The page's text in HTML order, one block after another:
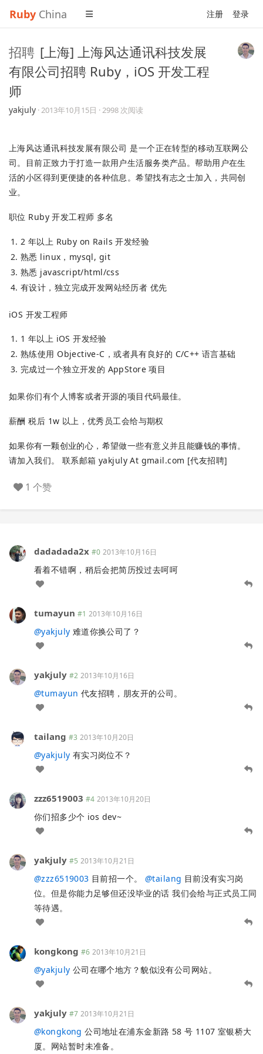
Ruby China 注册 登录
招聘 [上海] 上海风达通讯科技发展
有限公司招聘 Ruby，iOS 开发工程
师
yakjuly ·2013年10月15日 · 2998 次阅读
上海风达通讯科技发展有限公司 是一个正在转型的移动互联网公
司。目前正致力于打造一款用户生活服务类产品。帮助用户在生
活的小区得到更便捷的各种信息。希望找有志之士加入，共同创
业。
职位 Ruby 开发工程师 多名
2 年以上 Ruby on Rails 开发经验
熟悉 linux，mysql, git
熟悉 javascript/html/css
有设计，独立完成开发网站经历者 优先
iOS 开发工程师
1 年以上 iOS 开发经验
熟练使用 Objective-C，或者具有良好的 C/C++ 语言基础
完成过一个独立开发的 AppStore 项目
如果你们有个人博客或者开源的项目代码最佳。
薪酬 税后 1w 以上，优秀员工会给与期权
如果你有一颗创业的心，希望做一些有意义并且能赚钱的事情。
请加入我们。 联系邮箱 yakjuly At gmail.com [代友招聘]
1 个赞
dadadada2x #0 2013年10月16日
看着不错啊，稍后会把简历投过去呵呵
tumayun #1 2013年10月16日
@yakjuly 难道你换公司了？
yakjuly #2 2013年10月16日
@tumayun 代友招聘，朋友开的公司。
tailang #3 2013年10月20日
@yakjuly 有实习岗位不？
zzz6519003 #4 2013年10月20日
你们招多少个 ios dev~
yakjuly #5 2013年10月21日
@zzz6519003 目前招一个。 @tailang 目前没有实习岗
位。但是你能力足够但还没毕业的话 我们会给与正式员工同
等待遇。
kongkong #6 2013年10月21日
@yakjuly 公司在哪个地方？貌似没有公司网站。
yakjuly #7 2013年10月21日
@kongkong 公司地址在浦东金新路 58 号 1107 室银桥大
厦。网站暂时未准备。